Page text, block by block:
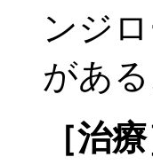
ンジ
がある
［治療